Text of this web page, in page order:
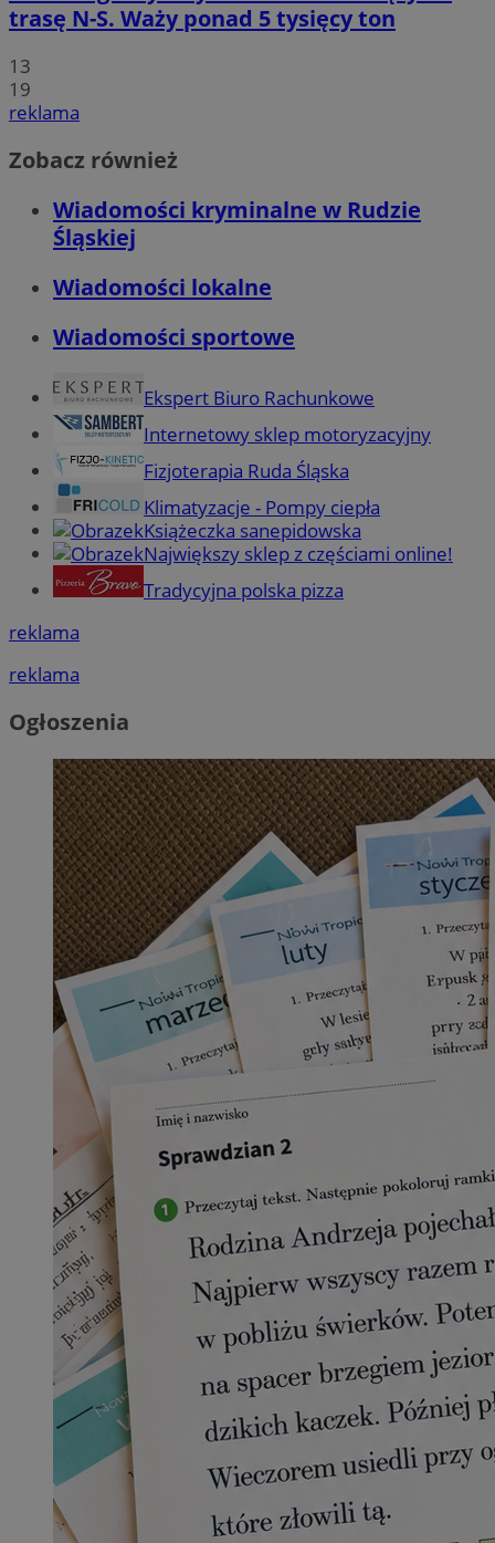
trasę N-S. Waży ponad 5 tysięcy ton
13
19
reklama
Zobacz również
Wiadomości kryminalne w Rudzie
Śląskiej
Wiadomości lokalne
Wiadomości sportowe
Ekspert Biuro Rachunkowe
Internetowy sklep motoryzacyjny
Fizjoterapia Ruda Śląska
Klimatyzacje - Pompy ciepła
Książeczka sanepidowska
Największy sklep z częściami online!
Tradycyjna polska pizza
reklama
reklama
Ogłoszenia